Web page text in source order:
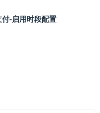
‑启用时段配置